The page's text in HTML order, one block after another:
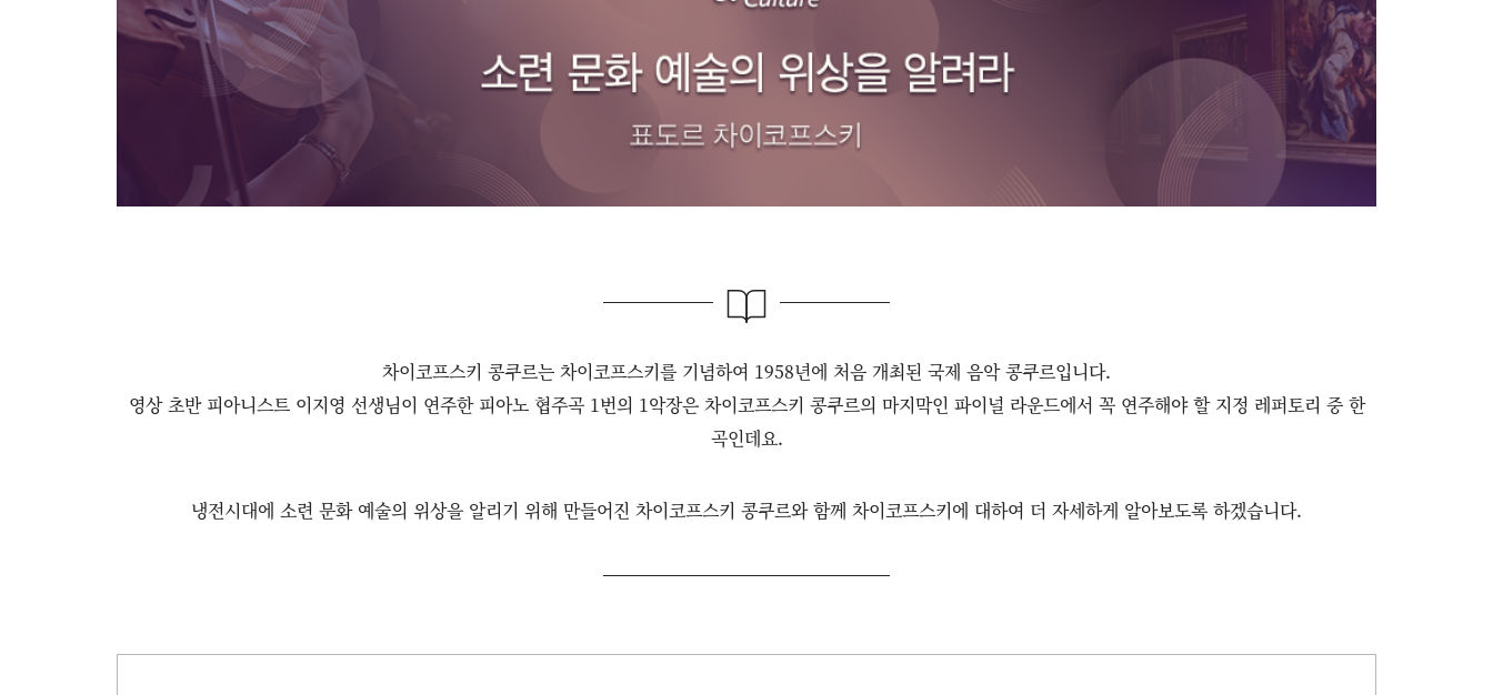
차이코프스키 콩쿠르는 차이코프스키를 기념하여 1958년에 처음 개최된 국제 음악 콩쿠르입니다.
영상 초반 피아니스트 이지영 선생님이 연주한 피아노 협주곡 1번의 1악장은 차이코프스키 콩쿠르의 마지막인 파이널 라운드에서 꼭 연주해야 할 지정 레퍼토리 중 한
곡인데요.
냉전시대에 소련 문화 예술의 위상을 알리기 위해 만들어진 차이코프스키 콩쿠르와 함께 차이코프스키에 대하여 더 자세하게 알아보도록 하겠습니다.